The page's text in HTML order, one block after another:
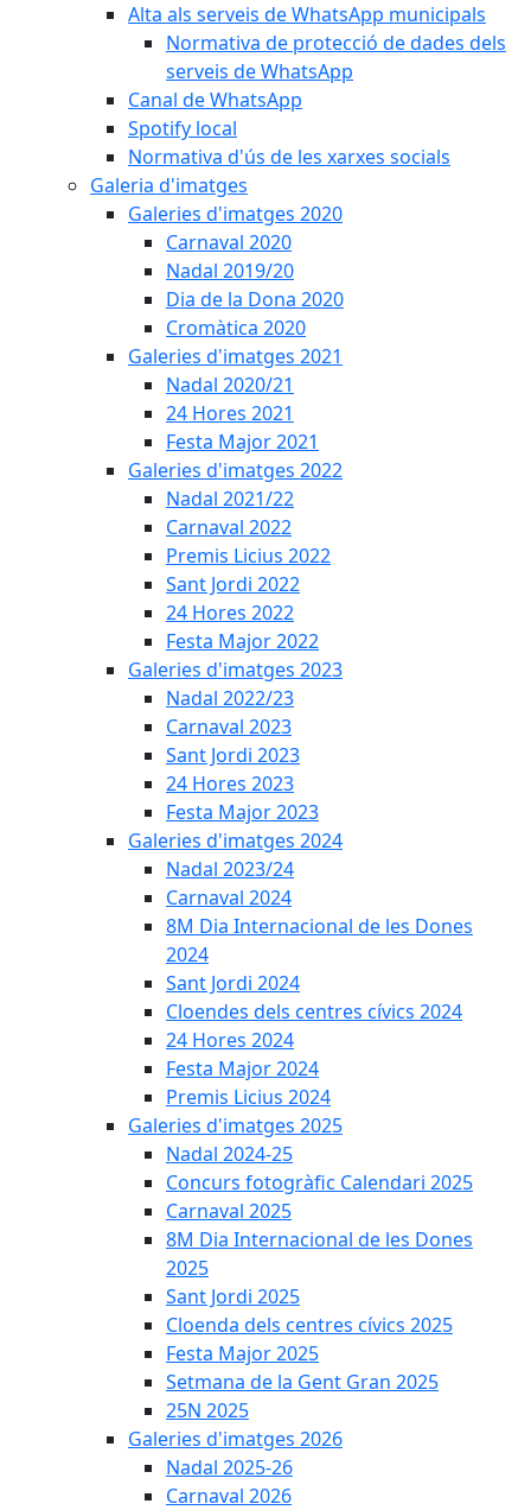
Alta als serveis de WhatsApp municipals
Normativa de protecció de dades dels
serveis de WhatsApp
Canal de WhatsApp
Spotify local
Normativa d'ús de les xarxes socials
Galeria d'imatges
Galeries d'imatges 2020
Carnaval 2020
Nadal 2019/20
Dia de la Dona 2020
Cromàtica 2020
Galeries d'imatges 2021
Nadal 2020/21
24 Hores 2021
Festa Major 2021
Galeries d'imatges 2022
Nadal 2021/22
Carnaval 2022
Premis Licius 2022
Sant Jordi 2022
24 Hores 2022
Festa Major 2022
Galeries d'imatges 2023
Nadal 2022/23
Carnaval 2023
Sant Jordi 2023
24 Hores 2023
Festa Major 2023
Galeries d'imatges 2024
Nadal 2023/24
Carnaval 2024
8M Dia Internacional de les Dones
2024
Sant Jordi 2024
Cloendes dels centres cívics 2024
24 Hores 2024
Festa Major 2024
Premis Licius 2024
Galeries d'imatges 2025
Nadal 2024-25
Concurs fotogràfic Calendari 2025
Carnaval 2025
8M Dia Internacional de les Dones
2025
Sant Jordi 2025
Cloenda dels centres cívics 2025
Festa Major 2025
Setmana de la Gent Gran 2025
25N 2025
Galeries d'imatges 2026
Nadal 2025-26
Carnaval 2026